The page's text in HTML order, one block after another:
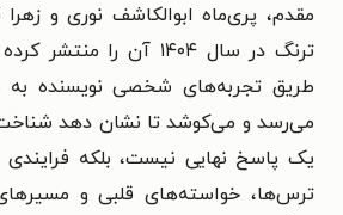
مقدم، پری‌ماه ابوالکاشف نوری و
ترنگ در سال ۱۴۰۴ آن را
طریق تجربه‌های شخصی نویسنده به
می‌رسد و می‌کوشد تا نشان دهد
یک پاسخ نهایی نیست، بلکه
ترس‌ها، خواسته‌های قلبی و